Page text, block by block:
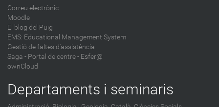
Correu electrònic
Moodle
El blog del Puig
EMS: Educational Management System
Gestió de faltes d'assistència
Saga - Portal de centre - Esfer@
ownCloud
Departaments i seminaris